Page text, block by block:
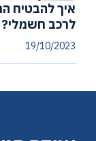
איך להבטיח
לרכב חשמלי?
19/10/2023